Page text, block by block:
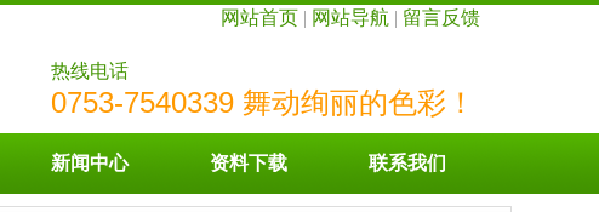
网站首页| 网站导航 | 留言反馈
热线电话
0753-7540339 舞动绚丽的色彩！
新闻中心 资料下载 联系我们